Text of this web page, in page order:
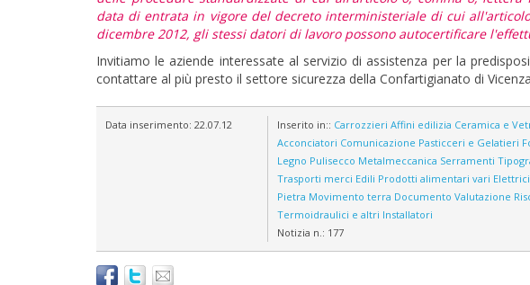
data di entrata in vigore del decreto interministeriale di cui
dicembre 2012, gli stessi datori di lavoro possono autocertificare
Invitiamo le aziende interessate al servizio di assistenza per la
contattare al più presto il settore sicurezza della Confartigianato di
Data inserimento: 22.07.12 Inserito in:: Carrozzieri Affini edilizia Ceramica e
Acconciatori Comunicazione Pasticceri e Gelatieri
Legno Pulisecco Metalmeccanica Serramenti
Trasporti merci Edili Prodotti alimentari vari
Pietra Movimento terra Documento Valutazione
Termoidraulici e altri Installatori
Notizia n.: 177